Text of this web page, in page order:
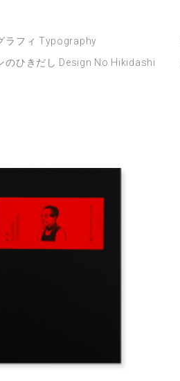
ラフィ Typography
のひきだし Design No Hikidashi